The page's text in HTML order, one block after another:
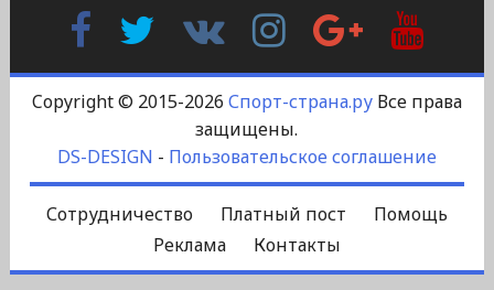
FacebookTwitter
Контакте
InstagramGoogle
Plus
Copyright © 2015-2026 Спорт-страна.руВсе права
защищены.
DS-DESIGN - Пользовательское соглашение
Сотрудничество Платный пост
Помощь
Реклама
Контакты